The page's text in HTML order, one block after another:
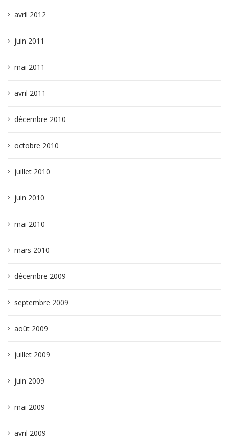
avril 2012
juin 2011
mai 2011
avril 2011
décembre 2010
octobre 2010
juillet 2010
juin 2010
mai 2010
mars 2010
décembre 2009
septembre 2009
août 2009
juillet 2009
juin 2009
mai 2009
avril 2009